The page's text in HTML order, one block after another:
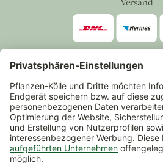
Zahlarten
*Alle Preise inkl. gesetzlicher
Mindestbestellwert 14,90 €,
Events.